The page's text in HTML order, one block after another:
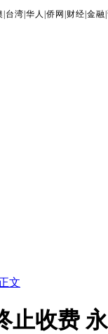
台湾 |华人 |侨网 财经 |金融 |
文
止收费